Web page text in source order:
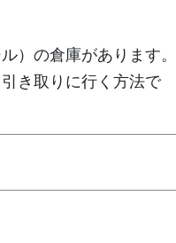
）の倉庫があります。
き取りに行く方法で